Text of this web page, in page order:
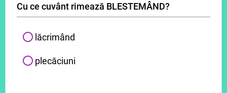
Cu ce cuvânt rimează BLESTEMÂND?
lăcrimând
plecăciuni